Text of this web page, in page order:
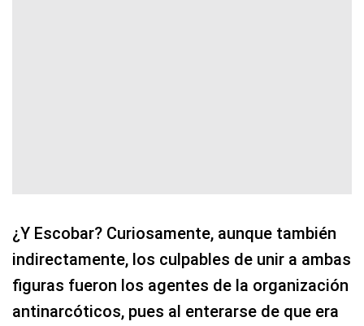
¿Y Escobar? Curiosamente, aunque también
indirectamente, los culpables de unir a ambas
figuras fueron los agentes de la organización
antinarcóticos, pues al enterarse de que era